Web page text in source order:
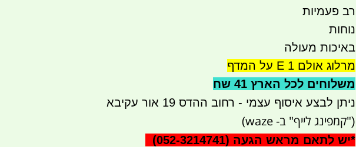
רב פעמיות
נוחות
באיכות מעולה
מרלוג אולם 1 E על המדף
משלוחים לכל הארץ 41 שח
ניתן לבצע איסוף עצמי - רחוב ההדס 19 אור עקיבא
("קמפינג לייף" ב- waze)
*יש לתאם מראש הגעה (052-3214741)